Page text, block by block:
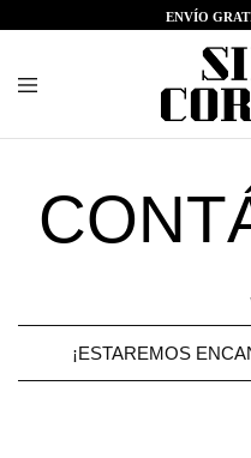
ENVÍO
¡ESTAREMOS